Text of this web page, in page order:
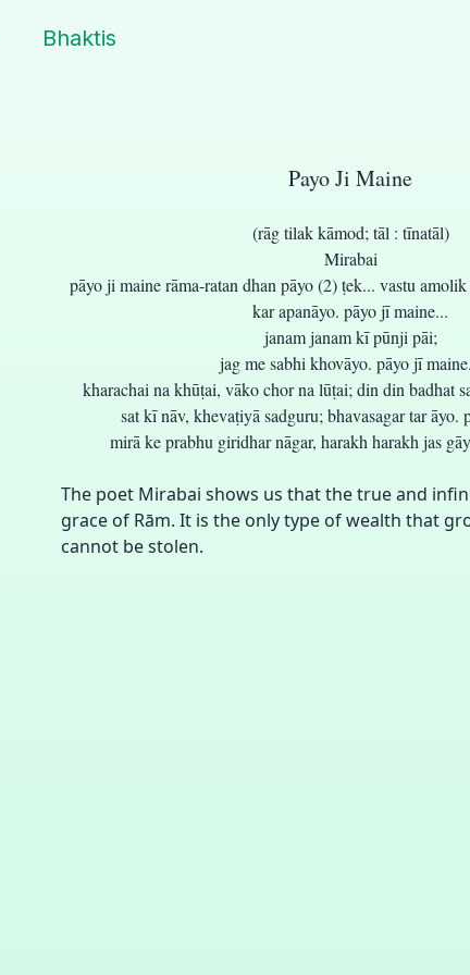
Bhaktis
Payo Ji Maine
(rāg tilak kāmod; tāl : tīnatāl)
Mirabai
pāyo ji maine rāma-ratan dhan pāyo (2) ṭek... vastu
kar apanāyo. pāyo jī maine...
janam janam kī pūnji pāi;
jag me sabhi khovāyo. pāyo jī
kharachai na khūṭai, vāko chor na lūṭai; din din badhat
sat kī nāv, khevaṭiyā sadguru; bhavasagar tar āyo.
mirā ke prabhu giridhar nāgar, harakh harakh jas
The poet Mirabai shows us that the true and
grace of Rām. It is the only type of wealth that
cannot be stolen.